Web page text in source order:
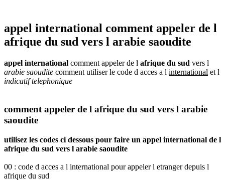
appel international comment appeler de l
afrique du sud vers l arabie saoudite
appel international comment appeler de l afrique du sud vers l
arabie saoudite comment utiliser le code d acces a l international et l
indicatif telephonique
comment appeler de l afrique du sud vers l arabie
saoudite
utilisez les codes ci dessous pour faire un appel international de l
afrique du sud vers l arabie saoudite
00 : code d acces a l international pour appeler l etranger depuis l
afrique du sud